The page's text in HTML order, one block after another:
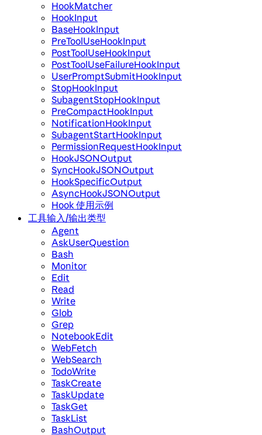
HookMatcher
HookInput
BaseHookInput
PreToolUseHookInput
PostToolUseHookInput
PostToolUseFailureHookInput
UserPromptSubmitHookInput
StopHookInput
SubagentStopHookInput
PreCompactHookInput
NotificationHookInput
SubagentStartHookInput
PermissionRequestHookInput
HookJSONOutput
SyncHookJSONOutput
HookSpecificOutput
AsyncHookJSONOutput
Hook 使用示例
工具输入/输出类型
Agent
AskUserQuestion
Bash
Monitor
Edit
Read
Write
Glob
Grep
NotebookEdit
WebFetch
WebSearch
TodoWrite
TaskCreate
TaskUpdate
TaskGet
TaskList
BashOutput